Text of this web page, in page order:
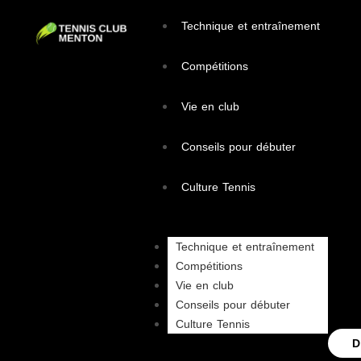
Technique et entraînement
Compétitions
Vie en club
Conseils pour débuter
Culture Tennis
Technique et entraînement
Compétitions
Vie en club
Conseils pour débuter
Culture Tennis